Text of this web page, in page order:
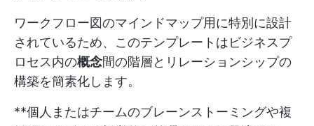
ワークフロー図のマインドマップ用に特別に設計
されているため、このテンプレートはビジネスプ
ロセス内の概念間の階層とリレーションシップの
構築を簡素化します。
**個人またはチームのブレーンストーミングや複